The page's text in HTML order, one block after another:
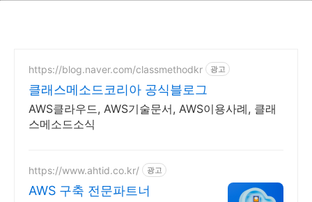
https://blog.naver.com/classmethodkr 광고
클래스메소드코리아 공식블로그
AWS클라우드, AWS기술문서, AWS이용사례, 클래
스메소드소식
https://www.ahtid.co.kr/ 광고
AWS 구축 전문파트너